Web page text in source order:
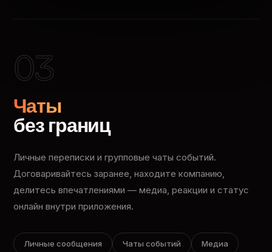
03
Чаты
без границ
Личные переписки и групповые чаты событий.
Договаривайтесь заранее, находите компанию,
делитесь впечатлениями — медиа, реакции и статус
онлайн внутри приложения.
Личные сообщения Чаты событий Медиа